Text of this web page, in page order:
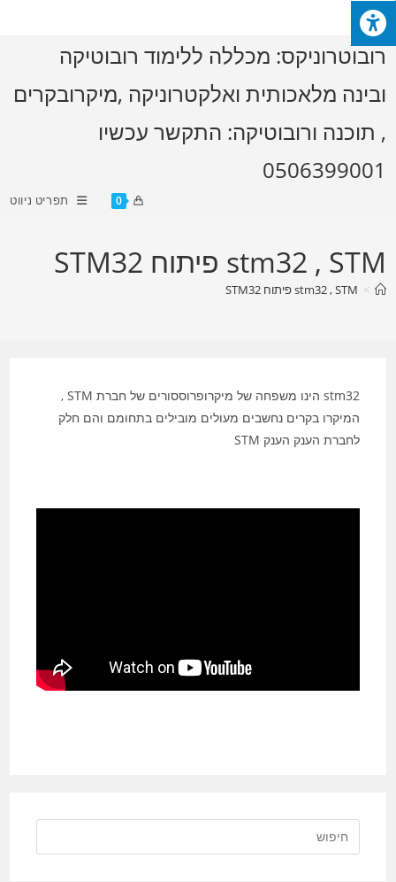
Skip
to
content
רובוטרוניקס: מכללה ללימוד רובוטיקה
ובינה מלאכותית ואלקטרוניקה ,מיקרובקרים
, תוכנה ורובוטיקה: התקשר עכשיו
0506399001
0 תפריט ניווט
stm32 , STM פיתוח STM32
> stm32 , STM פיתוח STM32
stm32 הינו משפחה של מיקרופרוססורים של חברת STM ,
המיקרו בקרים נחשבים מעולים מובילים בתחומם והם חלק
לחברת הענק הענק STM